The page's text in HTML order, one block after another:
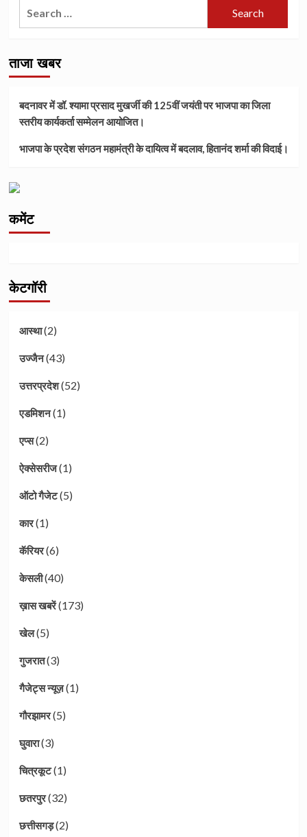
ताजा खबर
बदनावर में डॉ. श्यामा प्रसाद मुखर्जी की 125वीं जयंती पर भाजपा का जिला
स्तरीय कार्यकर्ता सम्मेलन आयोजित।
भाजपा के प्रदेश संगठन महामंत्री के दायित्व में बदलाव, हितानंद शर्मा की विदाई।
कमेंट
केटगॉरी
आस्था(2)
उज्जैन(43)
उत्तरप्रदेश(52)
एडमिशन(1)
एप्स(2)
ऐक्सेसरीज(1)
ऑटो गैजेट(5)
कार(1)
कॅरियर(6)
केसली(40)
ख़ास खबरें(173)
खेल(5)
गुजरात(3)
गैजेट्स न्यूज़(1)
गौरझामर(5)
घुवारा(3)
चित्रकूट(1)
छतरपुर(32)
छत्तीसगड़(2)